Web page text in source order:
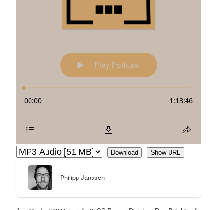
Download Show URL
Philipp Janssen